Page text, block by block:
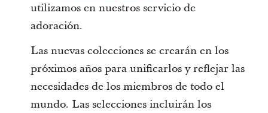
utilizamos en nuestros servicio de
adoración.
Las nuevas colecciones se crearán en los
próximos años para unificarlos y reflejar las
necesidades de los miembros de todo el
mundo. Las selecciones incluirán los